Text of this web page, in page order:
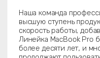
Наша команда
высшую ступень
скорость работы,
Линейка MacBook Pro
более десяти лет, и